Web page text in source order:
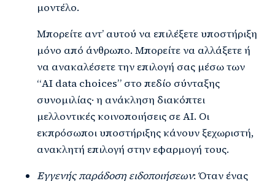
μοντέλο.
Μπορείτε αντ’ αυτού να επιλέξετε υποστήριξη
μόνο από άνθρωπο. Μπορείτε να αλλάξετε ή
να ανακαλέσετε την επιλογή σας μέσω των
“AI data choices” στο πεδίο σύνταξης
συνομιλίας· η ανάκληση διακόπτει
μελλοντικές κοινοποιήσεις σε AI. Οι
εκπρόσωποι υποστήριξης κάνουν ξεχωριστή,
ανακλητή επιλογή στην εφαρμογή τους.
Εγγενής παράδοση ειδοποιήσεων: Όταν ένας